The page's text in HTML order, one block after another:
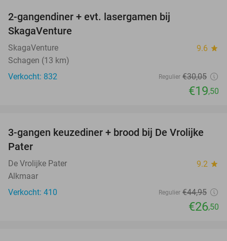
2-gangendiner + evt. lasergamen bij
SkagaVenture
SkagaVenture 9.6 star
Schagen (13 km)
Verkocht: 832
Regulier €30,05
€19,50
41%
3-gangen keuzediner + brood bij De Vrolijke
Pater
De Vrolijke Pater 9.2 star
Alkmaar
Verkocht: 410
Regulier €44,95
€26,50